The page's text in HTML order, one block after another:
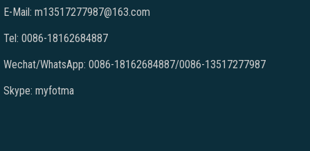
E-Mail: m13517277987@163.com
Tel: 0086-18162684887
Wechat/WhatsApp: 0086-18162684887/0086-13517277987
Skype: myfotma